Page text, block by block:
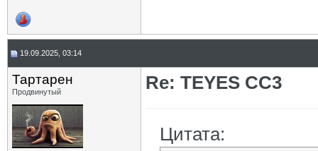
19.09.2025, 03:14
Тартарен
Продвинутый Re: TEYES CC3
Цитата: